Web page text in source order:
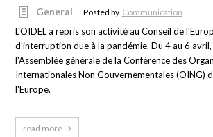
General Posted by Communication
L'OIDEL a repris son activité au Conseil de
d'interruption due à la pandémie. Du 4 au 6
l'Assemblée générale de la Conférence des
Internationales Non Gouvernementales (OING)
l'Europe.
read more